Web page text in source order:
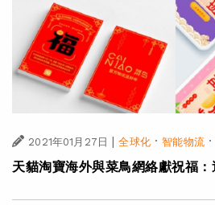
2021年01月27日 | 全球化·智能物流·
天貓淘寶海外與菜鳥網絡獻祝福